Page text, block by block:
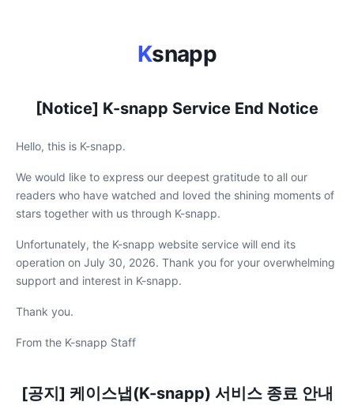
Ksnapp
[Notice] K-snapp Service End Notice
Hello, this is K-snapp.
We would like to express our deepest gratitude to all our
readers who have watched and loved the shining moments of
stars together with us through K-snapp.
Unfortunately, the K-snapp website service will end its
operation on July 30, 2026. Thank you for your overwhelming
support and interest in K-snapp.
Thank you.
From the K-snapp Staff
[공지] 케이스냅(K-snapp) 서비스 종료 안내